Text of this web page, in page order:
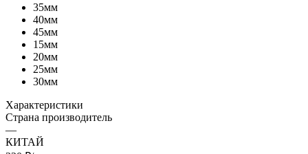
35мм
40мм
45мм
15мм
20мм
25мм
30мм
Характеристики
Страна производитель
—
КИТАЙ